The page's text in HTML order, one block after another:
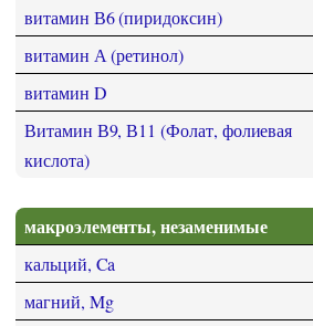
витамин В6 (пиридоксин)
витамин А (ретинол)
витамин D
Витамин В9, В11 (Фолат, фолиевая
кислота)
макроэлементы, незаменимые
кальций, Ca
магний, Mg